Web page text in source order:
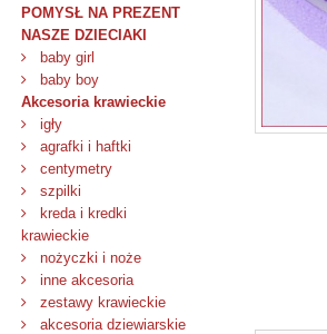
POMYSŁ NA PREZENT
NASZE DZIECIAKI
baby girl
baby boy
Akcesoria krawieckie
igły
agrafki i haftki
centymetry
szpilki
kreda i kredki
krawieckie
nożyczki i noże
inne akcesoria
zestawy krawieckie
akcesoria dziewiarskie